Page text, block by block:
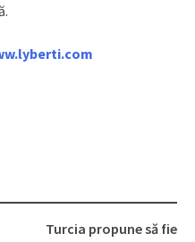
Turcia propune să fie